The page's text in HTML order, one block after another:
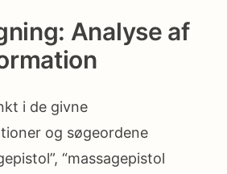
Analyse af
i de givne
og søgeordene
“massagepistol